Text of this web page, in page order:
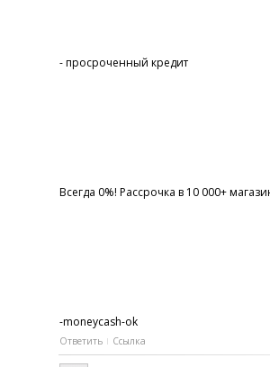
- просроченный кредит
Всегда 0%! Рассрочка в 10 000+
-moneycash-ok
Ответить Ссылка